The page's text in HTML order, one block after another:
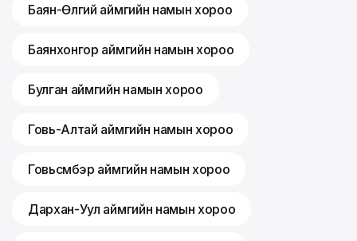
Баян-Өлгий аймгийн намын хороо
Баянхонгор аймгийн намын хороо
Булган аймгийн намын хороо
Говь-Алтай аймгийн намын хороо
Говьсүмбэр аймгийн намын хороо
Дархан-Уул аймгийн намын хороо